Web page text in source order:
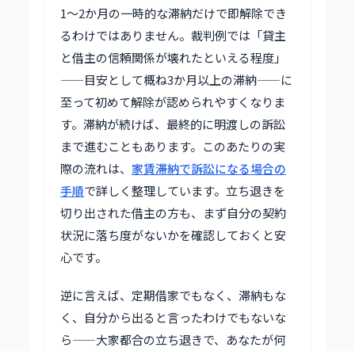
1〜2か月の一時的な滞納だけで即解除でき
るわけではありません。裁判例では「貸主
と借主の信頼関係が壊れたといえる程度」
——目安として概ね3か月以上の滞納——に
至って初めて解除が認められやすくなりま
す。滞納が続けば、最終的に明渡しの訴訟
まで進むこともあります。このあたりの実
際の流れは、 家賃滞納で訴訟になる場合の
手順で詳しく整理しています。立ち退きを
切り出された借主の方も、まず自分の契約
状況に落ち度がないかを確認しておくと安
心です。
逆に言えば、定期借家でもなく、滞納もな
く、自分から出ると言ったわけでもないな
ら——大家都合の立ち退きで、あなたが何